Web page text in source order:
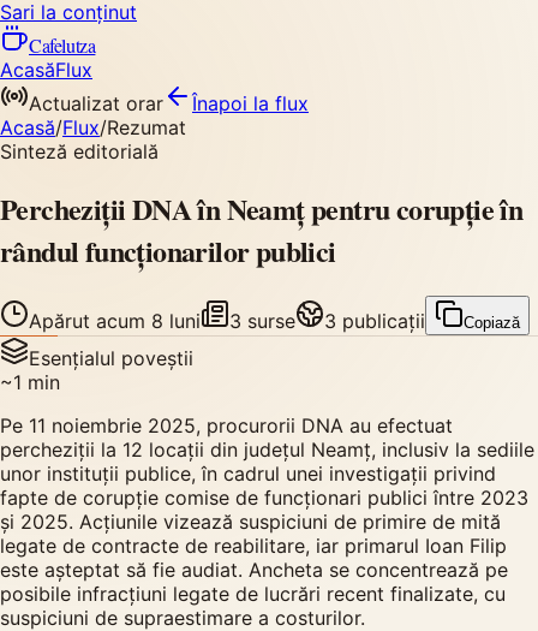
Sari la conținut
Cafelutza
AcasăFlux
Actualizat orar
Înapoi la flux
Acasă/Flux/Rezumat
Sinteză editorială
Percheziții DNA în Neamț pentru corupție în
rândul funcționarilor publici
Apărut acum 8 luni 3 surse 3 publicații Copiază
Esențialul poveștii
~1 min
Pe 11 noiembrie 2025, procurorii DNA au efectuat
percheziții la 12 locații din județul Neamț, inclusiv la sediile
unor instituții publice, în cadrul unei investigații privind
fapte de corupție comise de funcționari publici între 2023
și 2025. Acțiunile vizează suspiciuni de primire de mită
legate de contracte de reabilitare, iar primarul Ioan Filip
este așteptat să fie audiat. Ancheta se concentrează pe
posibile infracțiuni legate de lucrări recent finalizate, cu
suspiciuni de supraestimare a costurilor.